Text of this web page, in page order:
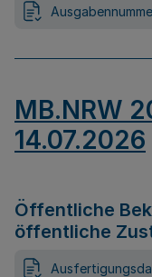
MB.NRW
14.07.2026
Öffentliche
öffentliche